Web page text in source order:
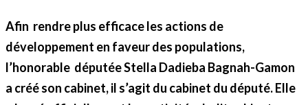
Afin rendre plus efficace les actions de
développement en faveur des populations,
l’honorable députée Stella Dadieba Bagnah-Gamon
a créé son cabinet, il s’agit du cabinet du député. Elle